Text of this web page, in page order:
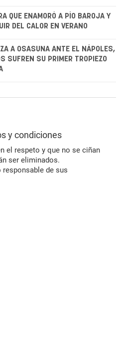
QUE ENAMORÓ A PÍO BAROJA Y
DEL CALOR EN VERANO
A OSASUNA ANTE EL NÁPOLES,
SUFREN SU PRIMER TROPIEZO
y condiciones
el respeto y que no se ciñan
ser eliminados.
de sus